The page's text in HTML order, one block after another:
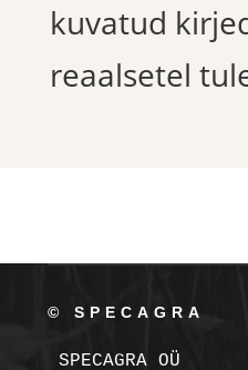
kuvatud
reaalsetel
© SPECAGRA
SPECAGRA OÜ